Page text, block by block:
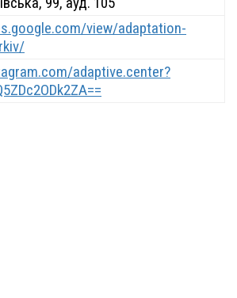
view/adaptation-
adaptive.center?